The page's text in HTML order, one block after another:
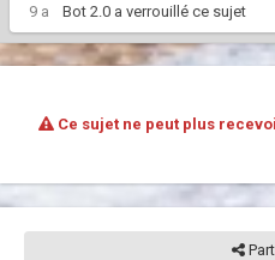
9 a Bot 2.0 a verrouillé ce sujet
Ce sujet ne peut plus